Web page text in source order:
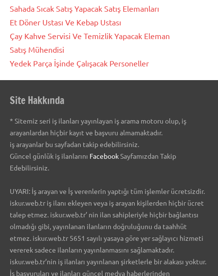
Sahada Sıcak Satış Yapacak Satış Elemanları
Et Döner Ustası Ve Kebap Ustası
Çay Kahve Servisi Ve Temizlik Yapacak Eleman
Satış Mühendisi
Yedek Parça İşinde Çalışacak Personeller
Site Hakkında
* Sitemiz seri iş ilanları yayınlayan iş arama motoru olup, iş
arayanlardan hiçbir kayıt ve başvuru almamaktadır.
iş arayanlar bu sayfadan takip edebilirsiniz.
Güncel günlük iş ilanlarını FacebookSayfamızdan Takip
Edebilirsiniz.
UYARI: İş arayan ve İş verenlerin yaptığı tüm işlemler ücretsizdir.
iskur.web.tr iş ilanı ekleyen veya iş arayan kişilerden hiçbir ücret
talep etmez. iskur.web.tr’ nin ilan sahipleriyle hiçbir bağlantısı
olmadığı gibi, yayınlanan ilanların doğruluğunu da taahhüt
etmez. iskur.web.tr 5651 sayılı yasaya göre yer sağlayıcı hizmeti
vererek sadece ilanların yayınlanmasını sağlamaktadır.
iskur.web.tr’nin iş ilanları yayınlanan şirketlerle bir alakası yoktur.
İş başvuruları ve ilanları güncel medya haberlerinden